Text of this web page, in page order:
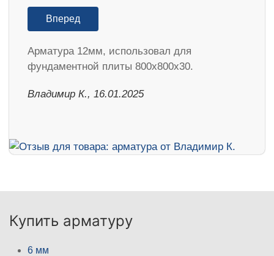
Вперед
Арматура 12мм, использовал для
фундаментной плиты 800х800х30.
Владимир К., 16.01.2025
Купить арматуру
6 мм